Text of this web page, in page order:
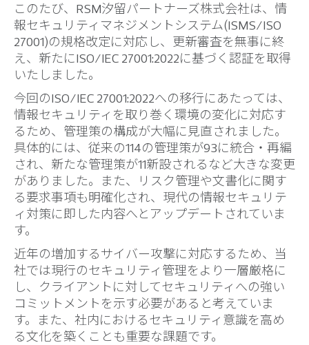
このたび、RSM汐留パートナーズ株式会社は、情
報セキュリティマネジメントシステム(ISMS/ISO
27001)の規格改定に対応し、更新審査を無事に終
え、新たにISO/IEC 27001:2022に基づく認証を取得
いたしました。
今回のISO/IEC 27001:2022への移行にあたっては、
情報セキュリティを取り巻く環境の変化に対応す
るため、管理策の構成が大幅に見直されました。
具体的には、従来の114の管理策が93に統合・再編
され、新たな管理策が11新設されるなど大きな変更
がありました。また、リスク管理や文書化に関す
る要求事項も明確化され、現代の情報セキュリテ
ィ対策に即した内容へとアップデートされていま
す。
近年の増加するサイバー攻撃に対応するため、当
社では現行のセキュリティ管理をより一層厳格に
し、クライアントに対してセキュリティへの強い
コミットメントを示す必要があると考えていま
す。また、社内におけるセキュリティ意識を高め
る文化を築くことも重要な課題です。